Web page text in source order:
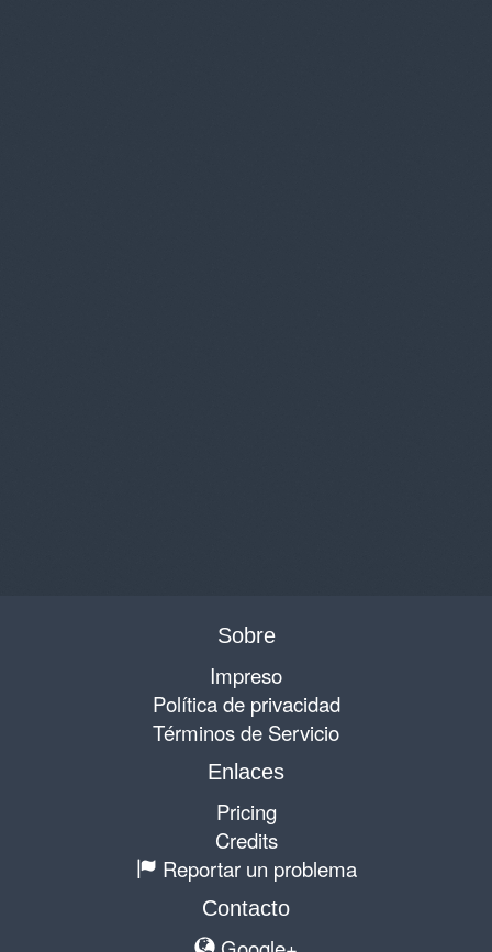
Sobre
Impreso
Política de privacidad
Términos de Servicio
Enlaces
Pricing
Credits
Reportar un problema
Contacto